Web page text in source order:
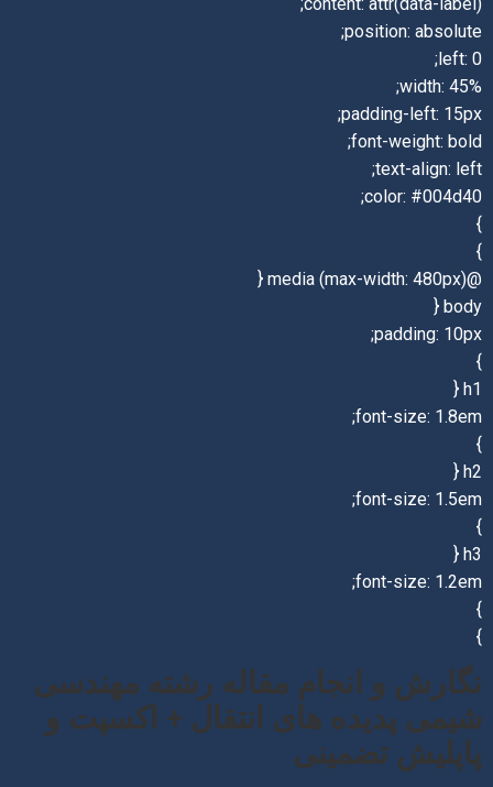
position: absolute;
left: 0;
width: 45%;
padding-left: 15px;
font-weight: bold;
text-align: left;
color: #004d40;
}
}
@media (max-width: 480px) {
body {
padding: 10px;
}
h1 {
font-size: 1.8em;
}
h2 {
font-size: 1.5em;
}
h3 {
font-size: 1.2em;
}
}
نگارش و انجام مقاله رشته مهندسی
شیمی پدیده های انتقال + اکسپت و
پاپلیش تضمینی